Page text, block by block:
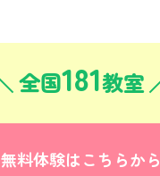
全国181教室
無料体験はこちらから